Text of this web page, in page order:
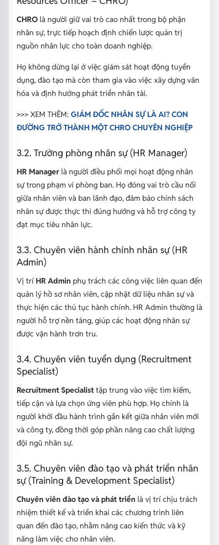
CHRO là người giữ vai trò cao nhất trong bộ phận
nhân sự, trực tiếp hoạch định chiến lược quản trị
nguồn nhân lực cho toàn doanh nghiệp.
Họ không dừng lại ở việc giám sát hoạt động tuyển
dụng, đào tạo mà còn tham gia vào việc xây dựng văn
hóa và định hướng phát triển nhân tài.
>>> XEM THÊM: GIÁM ĐỐC NHÂN SỰ LÀ AI? CON
ĐƯỜNG TRỞ THÀNH MỘT CHRO CHUYÊN NGHIỆP
3.2. Trưởng phòng nhân sự (HR Manager)
HR Managerlà người điều phối mọi hoạt động nhân
sự trong phạm vi phòng ban. Họ đóng vai trò cầu nối
giữa nhân viên và ban lãnh đạo, đảm bảo chính sách
nhân sự được thực thi đúng hướng và hỗ trợ công ty
đạt mục tiêu nhân lực.
3.3. Chuyên viên hành chính nhân sự (HR
Admin)
Vị trí HR Admin phụ trách các công việc liên quan đến
quản lý hồ sơ nhân viên, cập nhật dữ liệu nhân sự và
thực hiện các thủ tục hành chính. HR Admin thường là
người hỗ trợ nền tảng, giúp các hoạt động nhân sự
được vận hành trơn tru.
3.4. Chuyên viên tuyển dụng (Recruitment
Specialist)
Recruitment Specialist tập trung vào việc tìm kiếm,
tiếp cận và lựa chọn ứng viên phù hợp. Họ chính là
người khởi đầu hành trình gắn kết giữa nhân viên mới
và công ty, đồng thời góp phần nâng cao chất lượng
đội ngũ nhân sự.
3.5. Chuyên viên đào tạo và phát triển nhân
sự (Training & Development Specialist)
Chuyên viên đào tạo và phát triển là vị trí chịu trách
nhiệm thiết kế và triển khai các chương trình liên
quan đến đào tạo, nhằm nâng cao kiến thức và kỹ
năng làm việc cho nhân viên.